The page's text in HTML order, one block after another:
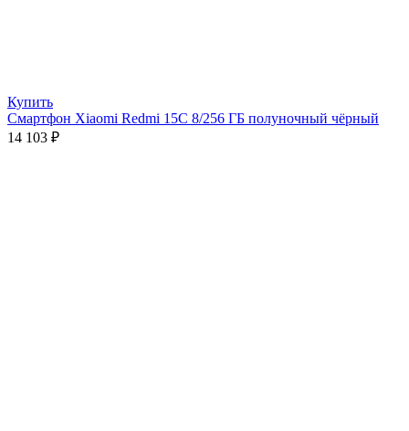
Купить
Смартфон Xiaomi Redmi 15C 8/256 ГБ полуночный чёрный
14 103 ₽